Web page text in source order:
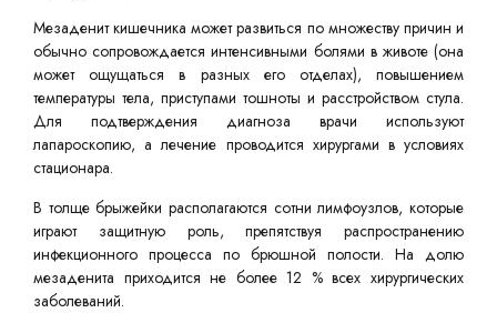
Мезаденит кишечника может развиться по множеству причин и
обычно сопровождается интенсивными болями в животе (она
может ощущаться в разных его отделах), повышением
температуры тела, приступами тошноты и расстройством стула.
Для подтверждения диагноза врачи используют
лапароскопию, а лечение проводится хирургами в условиях
стационара.
В толще брыжейки располагаются сотни лимфоузлов, которые
играют защитную роль, препятствуя распространению
инфекционного процесса по брюшной полости. На долю
мезаденита приходится не более 12 % всех хирургических
заболеваний.